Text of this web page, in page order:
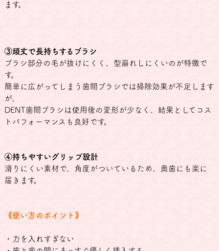
ます。
③頑丈で長持ちするブラシ
ブラシ部分の毛が抜けにくく、型崩れしにくいのが特徴で
す。
簡単に広がってしまう歯間ブラシでは掃除効果が不足します
が、
DENT歯間ブラシは使用後の変形が少なく、結果としてコス
トパフォーマンスも良好です。
④持ちやすいグリップ設計
滑りにくい素材で、角度がついているため、奥歯にも楽に
届きます。
｟使い方のポイント｠
・力を入れすぎない